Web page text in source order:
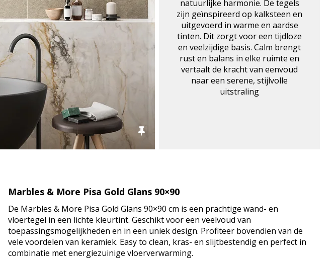
natuurlijke harmonie. De tegels
zijn geïnspireerd op kalksteen en
uitgevoerd in warme en aardse
tinten. Dit zorgt voor een tijdloze
en veelzijdige basis. Calm brengt
rust en balans in elke ruimte en
vertaalt de kracht van eenvoud
naar een serene, stijlvolle
uitstraling
Marbles & More Pisa Gold Glans 90×90
De Marbles & More Pisa Gold Glans 90×90 cm is een prachtige wand- en
vloertegel in een lichte kleurtint. Geschikt voor een veelvoud van
toepassingsmogelijkheden en in een uniek design. Profiteer bovendien van de
vele voordelen van keramiek. Easy to clean, kras- en slijtbestendig en perfect in
combinatie met energiezuinige vloerverwarming.